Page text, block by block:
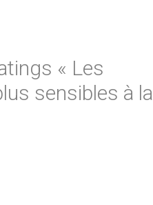
« Les
sensibles à la